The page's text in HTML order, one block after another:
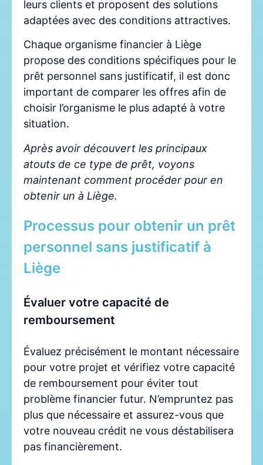
leurs clients et proposent des solutions
adaptées avec des conditions attractives.
Chaque organisme financier à Liège
propose des conditions spécifiques pour le
prêt personnel sans justificatif, il est donc
important de comparer les offres afin de
choisir l’organisme le plus adapté à votre
situation.
Après avoir découvert les principaux
atouts de ce type de prêt, voyons
maintenant comment procéder pour en
obtenir un à Liège.
Processus pour obtenir un prêt
personnel sans justificatif à
Liège
Évaluer votre capacité de
remboursement
Évaluez précisément le montant nécessaire
pour votre projet et vérifiez votre capacité
de remboursement pour éviter tout
problème financier futur. N’empruntez pas
plus que nécessaire et assurez-vous que
votre nouveau crédit ne vous déstabilisera
pas financièrement.